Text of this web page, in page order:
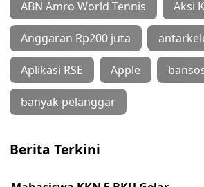
ABN Amro World Tennis Aksi
Anggaran Rp200 juta
Aplikasi RSE Apple
banyak pelanggar
Berita Terkini